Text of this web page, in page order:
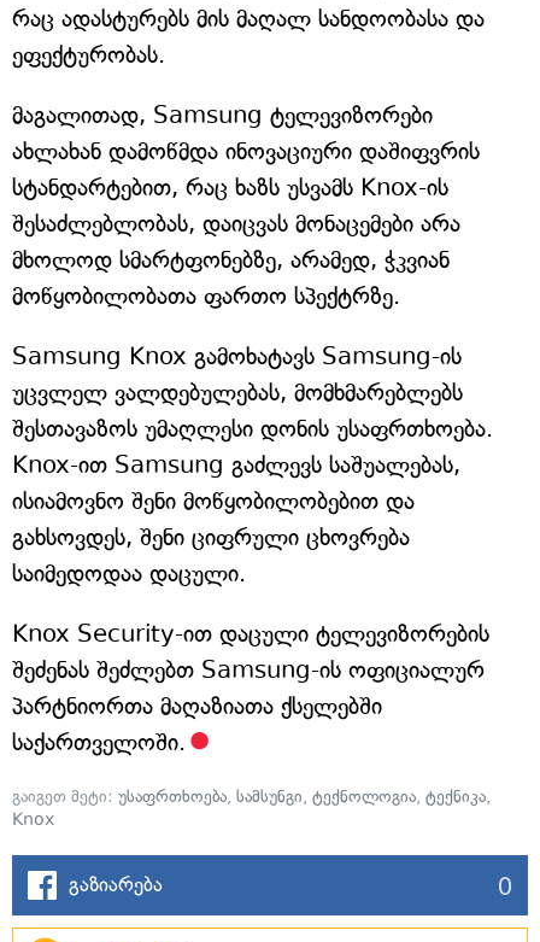
რაც ადასტურებს მის მაღალ სანდოობასა და
ეფექტურობას.
მაგალითად, Samsung ტელევიზორები
ახლახან დამოწმდა ინოვაციური დაშიფვრის
სტანდარტებით, რაც ხაზს უსვამს Knox-ის
შესაძლებლობას, დაიცვას მონაცემები არა
მხოლოდ სმარტფონებზე, არამედ, ჭკვიან
მოწყობილობათა ფართო სპექტრზე.
Samsung Knox გამოხატავს Samsung-ის
უცვლელ ვალდებულებას, მომხმარებლებს
შესთავაზოს უმაღლესი დონის უსაფრთხოება.
Knox-ით Samsung გაძლევს საშუალებას,
ისიამოვნო შენი მოწყობილობებით და
გახსოვდეს, შენი ციფრული ცხოვრება
საიმედოდაა დაცული.
Knox Security-ით დაცული ტელევიზორების
შეძენას შეძლებთ Samsung-ის ოფიციალურ
პარტნიორთა მაღაზიათა ქსელებში
საქართველოში.
გაიგეთ მეტი: უსაფრთხოება, სამსუნგი, ტექნოლოგია, ტექნიკა,
Knox
გაზიარება 0